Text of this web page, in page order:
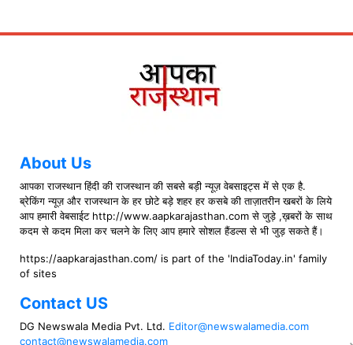
About Us
आपका राजस्थान हिंदी की राजस्थान की सबसे बड़ी न्यूज़ वेबसाइट्स में से एक है.
ब्रेकिंग न्यूज़ और राजस्थान के हर छोटे बड़े शहर हर कसबे की ताज़ातरीन खबरों के लिये
आप हमारी वेबसाईट http://www.aapkarajasthan.com से जुड़े ,ख़बरों के साथ
कदम से कदम मिला कर चलने के लिए आप हमारे सोशल हैंडल्स से भी जुड़ सकते हैं।
https://aapkarajasthan.com/ is part of the 'IndiaToday.in' family
of sites
Contact US
DG Newswala Media Pvt. Ltd. Editor@newswalamedia.com
contact@newswalamedia.com